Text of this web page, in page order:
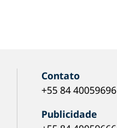
Contato
+55 84 40059696
Publicidade